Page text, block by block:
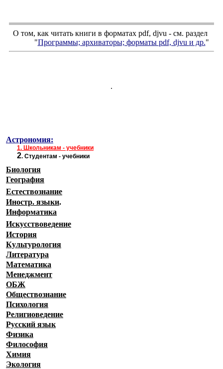
О том, как читать книги в форматах pdf, djvu - см. раздел
"Программы; архиваторы; форматы pdf, djvu и др."
.
Астрономия:
1. Школьникам - учебники
2. Студентам - учебники
Биология
География
Естествознание
Иностр. языки.
Информатика
Искусствоведение
История
Культурология
Литература
Математика
Менеджмент
ОБЖ
Обществознание
Психология
Религиоведение
Русский язык
Физика
Философия
Химия
Экология